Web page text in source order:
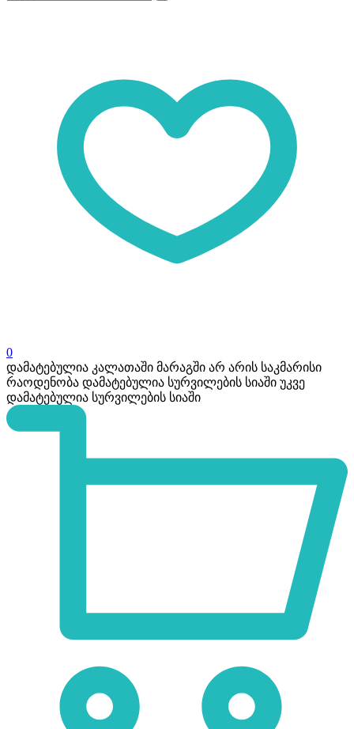
0
დამატებულია კალათაში მარაგში არ არის საკმარისი
რაოდენობა დამატებულია სურვილების სიაში უკვე
დამატებულია სურვილების სიაში